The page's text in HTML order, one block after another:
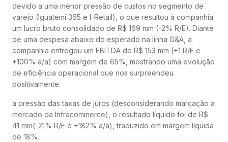
devido a uma menor pressão de custos no segmento de
varejo (Iguatemi 365 e I-Retail), o que resultou à companhia
um lucro bruto consolidado de R$ 169 mm (-2% R/E). Diante
de uma despesa abaixo do esperado na linha G&A, a
companhia entregou um EBITDA de R$ 153 mm (+1 R/E e
+100% a/a) com margem de 65%, mostrando uma evolução
de eficiência operacional que nos surpreendeu
positivamente.
a pressão das taxas de juros (desconsiderando marcação a
mercado da Infracommerce), o resultado líquido foi de R$
41 mm(-21% R/E e +182% a/a), traduzido em margem líquida
de 18%.